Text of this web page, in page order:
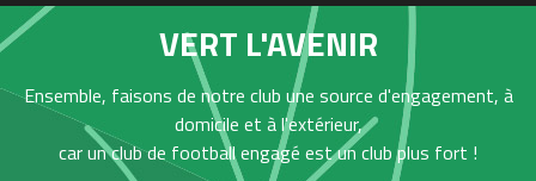
VERT L'AVENIR
Ensemble, faisons de notre club une source d'engagement, à
domicile et à l'extérieur,
car un club de football engagé est un club plus fort !